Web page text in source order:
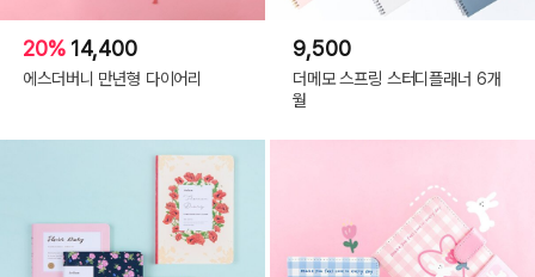
20% 14,400
에스더버니 만년형 다이어리
9,500
더메모 스프링 스터디플래너 6개
월